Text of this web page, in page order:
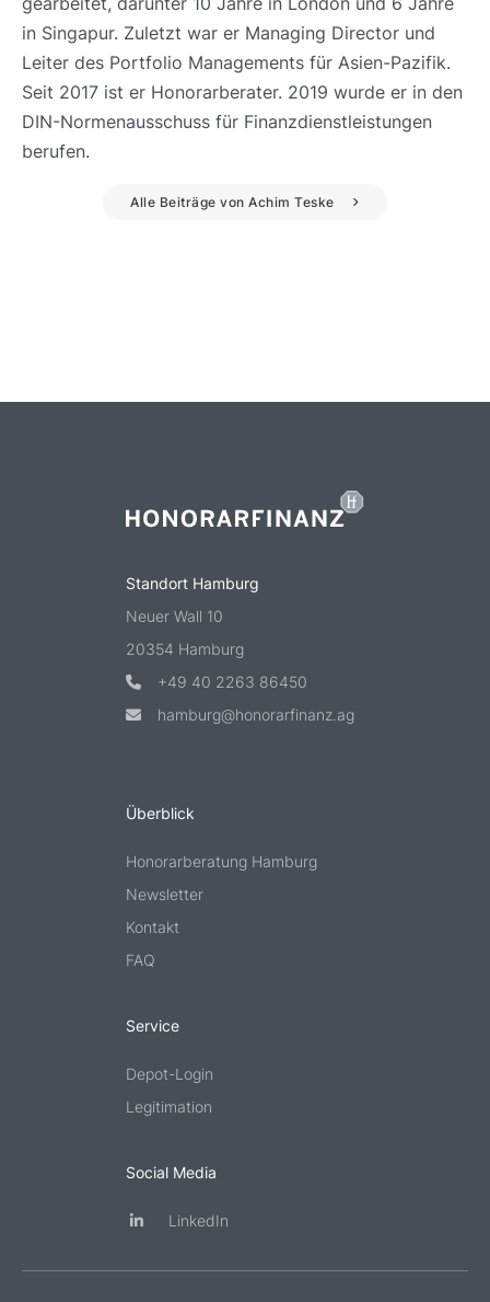
in Singapur. Zuletzt war er Managing Director und
Leiter des Portfolio Managements für Asien-Pazifik.
Seit 2017 ist er Honorarberater. 2019 wurde er in den
DIN-Normenausschuss für Finanzdienstleistungen
berufen.
Alle Beiträge von Achim Teske
Standort Hamburg
Neuer Wall 10
20354 Hamburg
+49 40 2263 86450
hamburg@honorarfinanz.ag
Überblick
Honorarberatung Hamburg
Newsletter
Kontakt
FAQ
Service
Depot-Login
Legitimation
Social Media
LinkedIn